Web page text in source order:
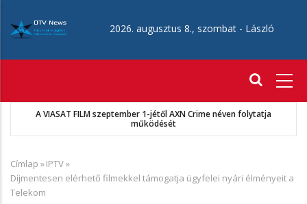
tartalomra
2026. augusztus 8., szombat - László
A VIASAT FILM szeptember 1-jétől AXN Crime néven folytatja
működését
Morzsa
Címlap »IPTV»
Díjmentesen elérhető filmekkel támogatja ügyfelei nyári élményeit a
Telekom